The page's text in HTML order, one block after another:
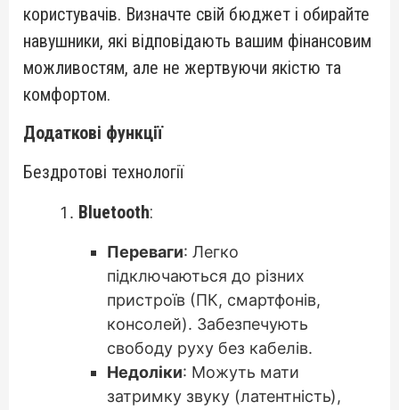
користувачів. Визначте свій бюджет і обирайте
навушники, які відповідають вашим фінансовим
можливостям, але не жертвуючи якістю та
комфортом.
Додаткові функції
Бездротові технології
Bluetooth:
Переваги: Легко
підключаються до різних
пристроїв (ПК, смартфонів,
консолей). Забезпечують
свободу руху без кабелів.
Недоліки: Можуть мати
затримку звуку (латентність),